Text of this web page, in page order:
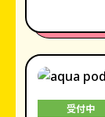
受付中